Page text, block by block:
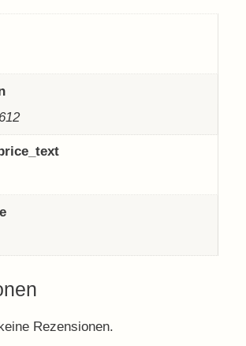
Rezensionen.